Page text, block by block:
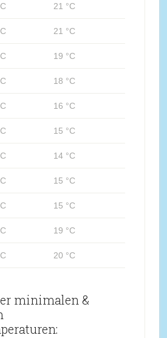
21 °C
21 °C
19 °C
18 °C
16 °C
15 °C
14 °C
15 °C
15 °C
19 °C
20 °C
minimalen &